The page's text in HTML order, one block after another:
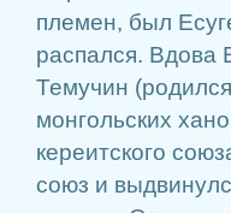
племен, был
распался. Вдова
Темучин
монгольских
кереитского
союз и